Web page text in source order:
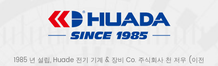
1985 년 설립, Huade 전기 기계 & 장비 Co. 주식회사 천 저우 (이전